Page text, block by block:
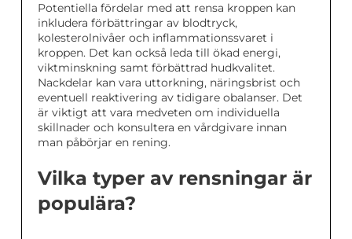
Potentiella fördelar med att rensa kroppen kan
inkludera förbättringar av blodtryck,
kolesterolnivåer och inflammationssvaret i
kroppen. Det kan också leda till ökad energi,
viktminskning samt förbättrad hudkvalitet.
Nackdelar kan vara uttorkning, näringsbrist och
eventuell reaktivering av tidigare obalanser. Det
är viktigt att vara medveten om individuella
skillnader och konsultera en vårdgivare innan
man påbörjar en rening.
Vilka typer av rensningar är
populära?